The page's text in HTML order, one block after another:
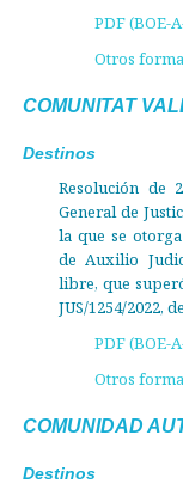
PDF (BOE-
Otros
COMUNITAT
Destinos
Resolución de
General de
la que se
de Auxilio
libre, que
JUS/1254/2022,
PDF (BOE-
Otros
COMUNIDAD
Destinos